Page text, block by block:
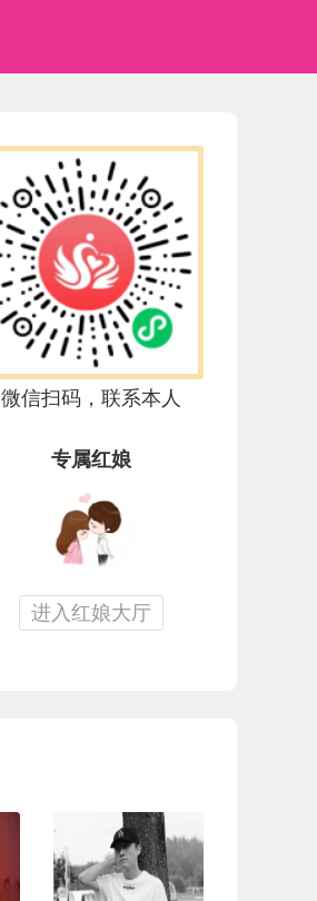
微信扫码，联系本人
专属红娘
进入红娘大厅